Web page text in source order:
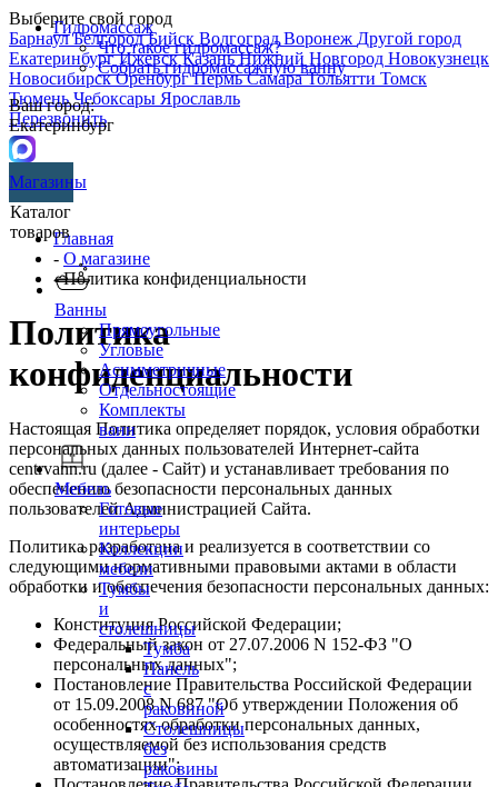
Выберите свой город
БарнаулБелгородБийск ВолгоградВоронеж Другой город
ЕкатеринбургИжевскКазаньНижний Новгород Новокузнецк
НовосибирскОренбургПермьСамараТольятти Томск
ТюменьЧебоксары Ярославль
Перезвонить
Гидромассаж
Что такое гидромассаж?
Собрать гидромассажную ванну
Ваш город:
Екатеринбург
Магазины
Каталог
товаров
Ванны
Прямоугольные
Угловые
Асимметричные
Отдельностоящие
Комплекты
ванн
Мебель
Готовые
интерьеры
Коллекции
мебели
Тумбы
и
столешницы
Тумба
Панель
с
раковиной
Столешницы
без
раковины
Главная
- О магазине
- Политика конфиденциальности
Политика
конфиденциальности
Настоящая Политика определяет порядок, условия обработки
персональных данных пользователей Интернет-сайта
centrvann.ru (далее - Сайт) и устанавливает требования по
обеспечению безопасности персональных данных
пользователей Администрацией Сайта.
Политика разработана и реализуется в соответствии со
следующими нормативными правовыми актами в области
обработки и обеспечения безопасности персональных данных:
Конституция Российской Федерации;
Федеральный закон от 27.07.2006 N 152-ФЗ "О
персональных данных";
Постановление Правительства Российской Федерации
от 15.09.2008 N 687 "Об утверждении Положения об
особенностях обработки персональных данных,
осуществляемой без использования средств
автоматизации";